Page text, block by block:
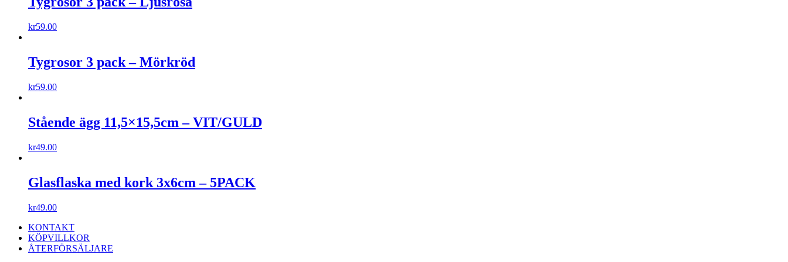
kr59.00
Tygrosor 3 pack – Mörkröd
kr59.00
Stående ägg 11,5×15,5cm – VIT/GULD
kr49.00
Glasflaska med kork 3x6cm – 5PACK
kr49.00
KONTAKT
KÖPVILLKOR
ÅTERFÖRSÄLJARE